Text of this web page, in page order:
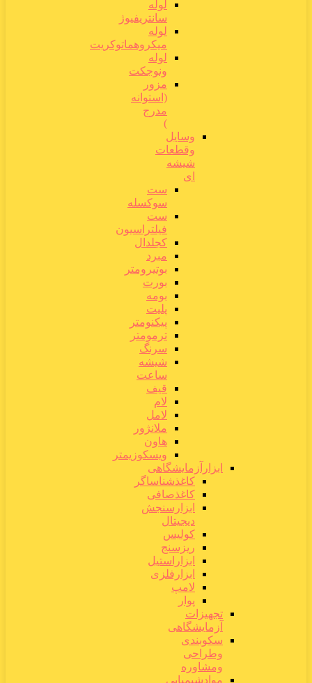
لوله
سانتریفیوژ
لوله
میکروهماتوکریت
لوله
ونوجکت
مزور
(استوانه
مدرج
)
وسایل
وقطعات
شیشه
ای
ست
سوکسله
ست
فیلتراسیون
کجلدال
مبرد
بوتیرومتر
بورت
بومه
پلیت
پیکنومتر
ترمومتر
سرنگ
شیشه
ساعت
قیف
لام
لامل
ملانژور
هاون
ویسکوزیمتر
ابزارآزمایشگاهی
کاغذشناساگر
کاغذصافی
ابزارسنجش
دیجیتال
کولیس
ریزسنج
ابزاراستیل
ابزارفلزی
لامپ
پوار
تجهیزات
آزمایشگاهی
سکوبندی
وطراحی
ومشاوره
موادشیمیایی